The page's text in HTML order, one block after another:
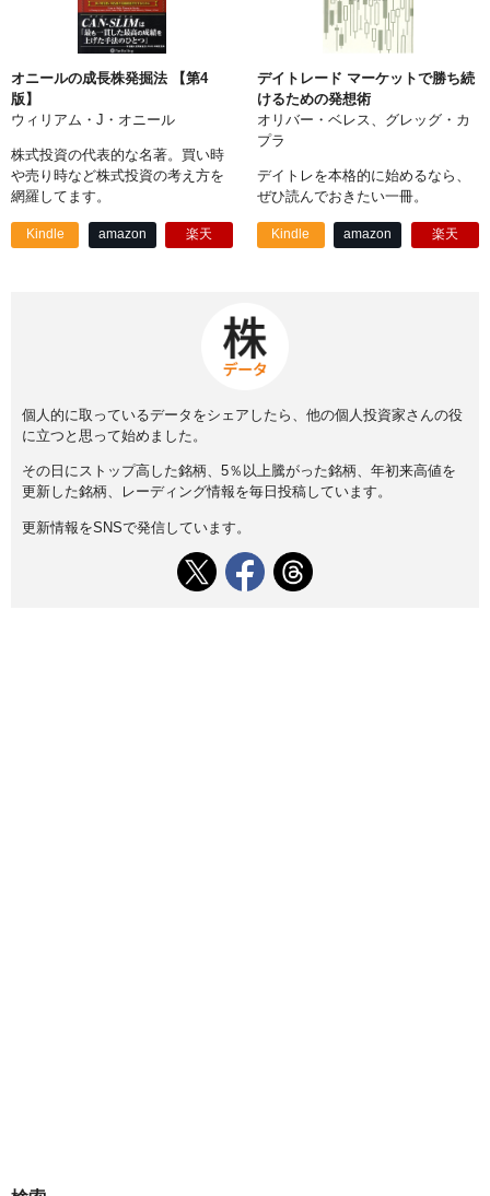
オニールの成長株発掘法 【第4
版】
ウィリアム・J・オニール
株式投資の代表的な名著。買い時
や売り時など株式投資の考え方を
網羅してます。
Kindle amazon 楽天
デイトレード マーケットで勝ち続
けるための発想術
オリバー・ベレス、グレッグ・カ
プラ
デイトレを本格的に始めるなら、
ぜひ読んでおきたい一冊。
Kindle amazon 楽天
個人的に取っているデータをシェアしたら、他の個人投資家さんの役
に立つと思って始めました。
その日にストップ高した銘柄、5％以上騰がった銘柄、年初来高値を
更新した銘柄、レーディング情報を毎日投稿しています。
更新情報をSNSで発信しています。